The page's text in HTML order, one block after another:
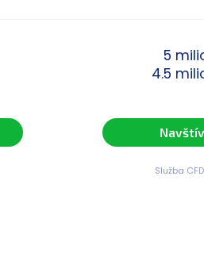
5
4.5
Služba